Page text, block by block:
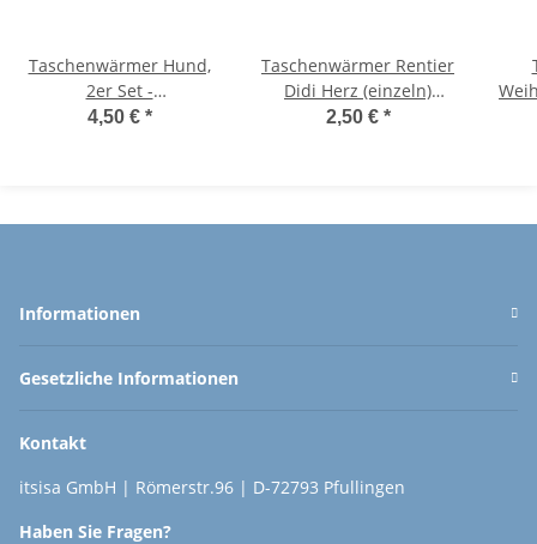
Taschenwärmer Hund,
2er Set -
Wichtelgeschenk,
4,50 € *
Taschenwärmer Rentier
Didi Herz (einzeln)
Wichtelgeschenk,
2,50 € *
Informationen
Gesetzliche Informationen
Kontakt
itsisa GmbH | Römerstr.96 | D-72793 Pfullingen
Haben Sie Fragen?